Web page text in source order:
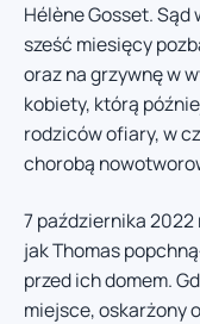
Hélène Gosset. Sąd
sześć miesięcy
oraz na grzywnę w
kobiety, którą
rodziców ofiary, w
chorobą
7 października 2022
jak Thomas
przed ich domem.
miejsce, oskarżony